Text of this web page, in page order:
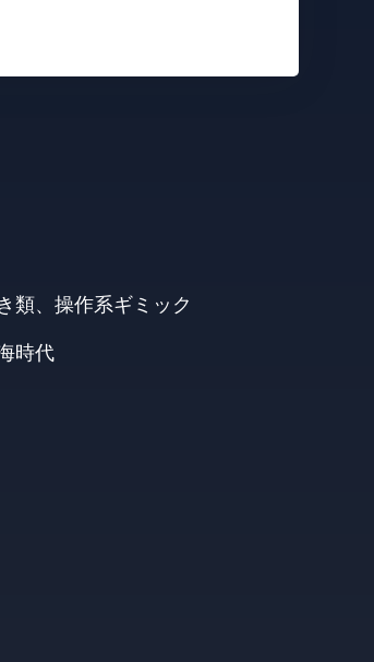
類、操作系ギミック
時代